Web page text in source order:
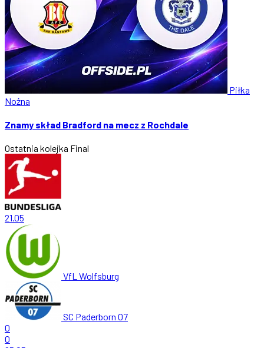
Piłka
Nożna
Znamy skład Bradford na mecz z Rochdale
Ostatnia kolejka Final
21.05
VfL Wolfsburg
SC Paderborn 07
0
0